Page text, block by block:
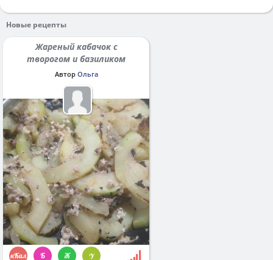
Новые рецепты
Жареный кабачок с
творогом и базиликом
Автор Ольга